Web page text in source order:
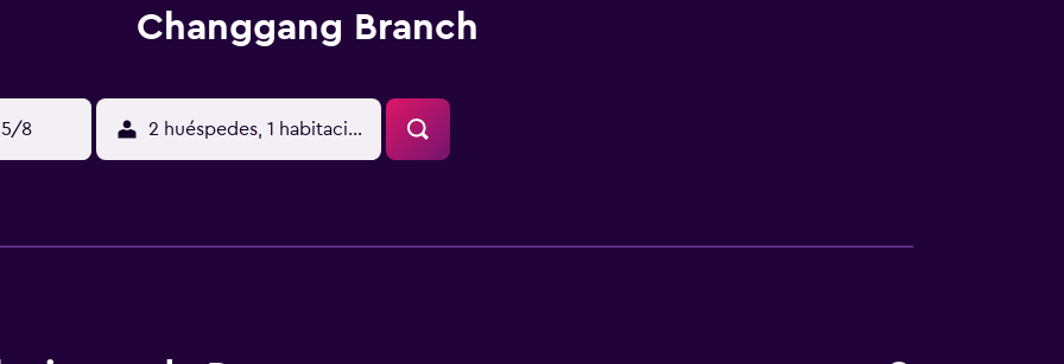
Changgang Branch
8 2 huéspedes, 1 habitación